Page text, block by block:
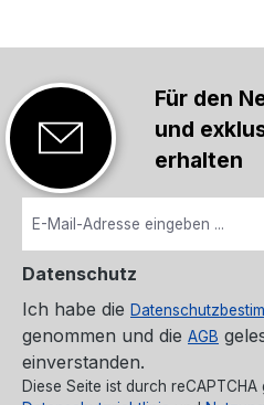
Für den
und
erhalten
Datenschutz
Ich habe die
genommen und die AGB
einverstanden.
Diese Seite ist durch